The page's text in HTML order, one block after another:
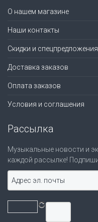
О нашем магазине
Наши контакты
Скидки и спецпредложения
Доставка заказов
Оплата заказов
Условия и соглашения
Рассылка
Музыкальные новости и
каждой рассылке!